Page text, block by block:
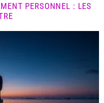
PERSONNEL : LES